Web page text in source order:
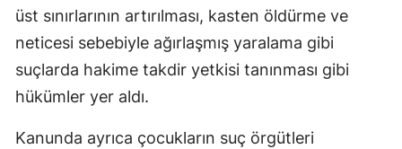
üst sınırlarının artırılması, kasten öldürme ve
neticesi sebebiyle ağırlaşmış yaralama gibi
suçlarda hakime takdir yetkisi tanınması gibi
hükümler yer aldı.
Kanunda ayrıca çocukların suç örgütleri